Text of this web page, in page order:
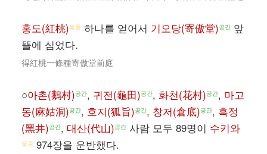
홍도(紅桃)물품 하나를 얻어서 기오당(寄傲堂)공간 앞
뜰에 심었다.
得紅桃一條種寄傲堂前庭
○아촌(鵝村)공간, 귀전(龜田)공간, 화천(花村)공간, 마고
동(麻姑洞)공간, 호지(狐旨)공간, 창저(倉底)공간, 흑정
(黑井)공간, 대산(代山)공간 사람 모두 89명이 수키와
물품 974장을 운반했다.